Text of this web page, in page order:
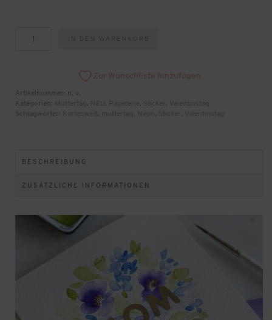
Buchstaben
IN DEN WARENKORB
Zur Wunschliste hinzufügen
Artikelnummer: n. v.
Kategorien:
, , , ,
Schlagwörter:
, , , ,
BESCHREIBUNG
ZUSÄTZLICHE INFORMATIONEN